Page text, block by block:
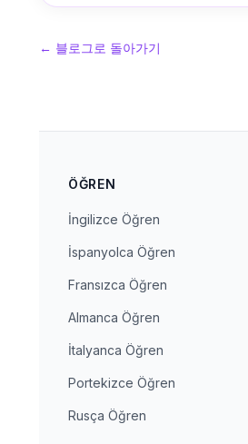
← 블로그로 돌아가기
ÖĞREN
İngilizce Öğren
İspanyolca Öğren
Fransızca Öğren
Almanca Öğren
İtalyanca Öğren
Portekizce Öğren
Rusça Öğren